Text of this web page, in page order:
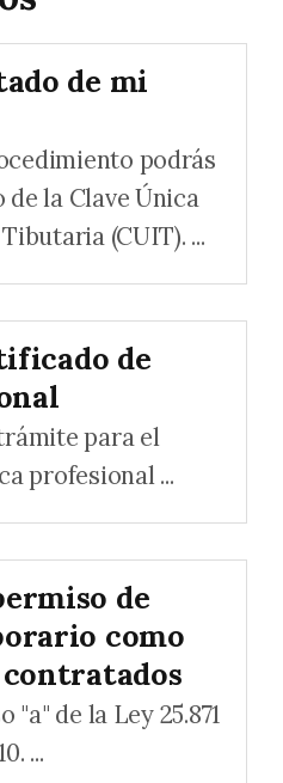
de mi
podrás
la Clave Única
(CUIT). ...
de
para el
profesional ...
de
como
"a" de la Ley 25.871
...